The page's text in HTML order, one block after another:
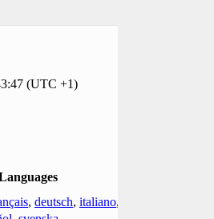
(UTC +1)
, deutsch, italiano,